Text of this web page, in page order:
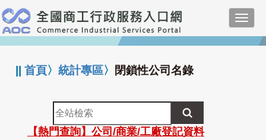
跳
到
主
要
:::
||首頁〉統計專區〉 閉鎖性公司名錄
全
站
檢
【熱門查詢】公司/商業/工廠登記資料